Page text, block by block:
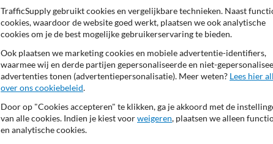
TrafficSupply gebruikt cookies en vergelijkbare technieken. Naast
cookies, waardoor de website goed werkt, plaatsen we ook analytische
cookies om je de best mogelijke gebruikerservaring te bieden.
Ook plaatsen we marketing cookies en mobiele advertentie-identifiers,
waarmee wij en derde partijen gepersonaliseerde en niet-
advertenties tonen (advertentiepersonalisatie). Meer weten? Lees hier
over ons cookiebeleid.
Door op "Cookies accepteren" te klikken, ga je akkoord met de
van alle cookies. Indien je kiest voorweigeren, plaatsen we alleen
en analytische cookies.